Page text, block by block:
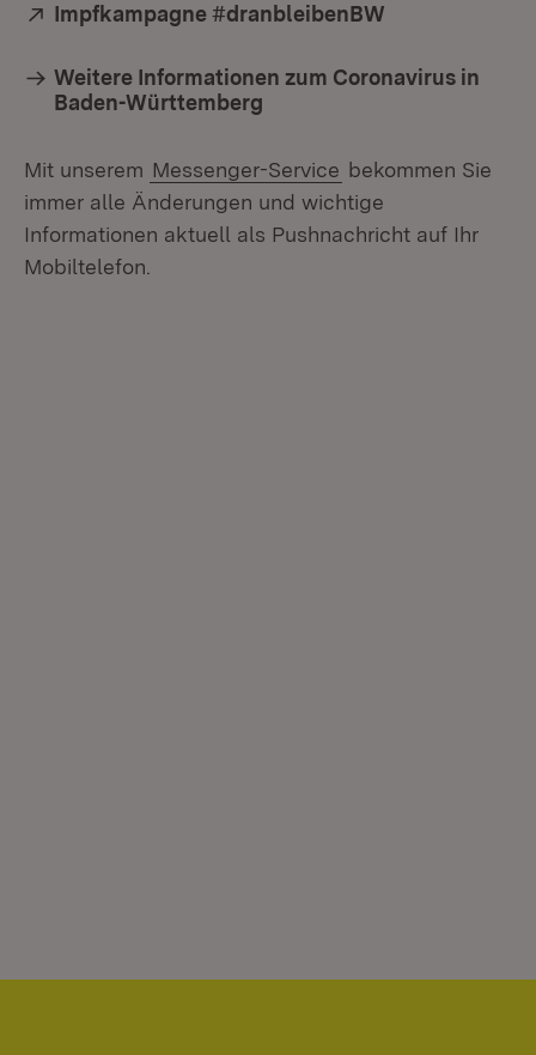
Extern:
Impfkampagne #dranbleibenBW
Weitere Informationen zum Coronavirus in
Baden-Württemberg
Mit unserem Messenger-Service bekommen Sie
immer alle Änderungen und wichtige
Informationen aktuell als Pushnachricht auf Ihr
Mobiltelefon.